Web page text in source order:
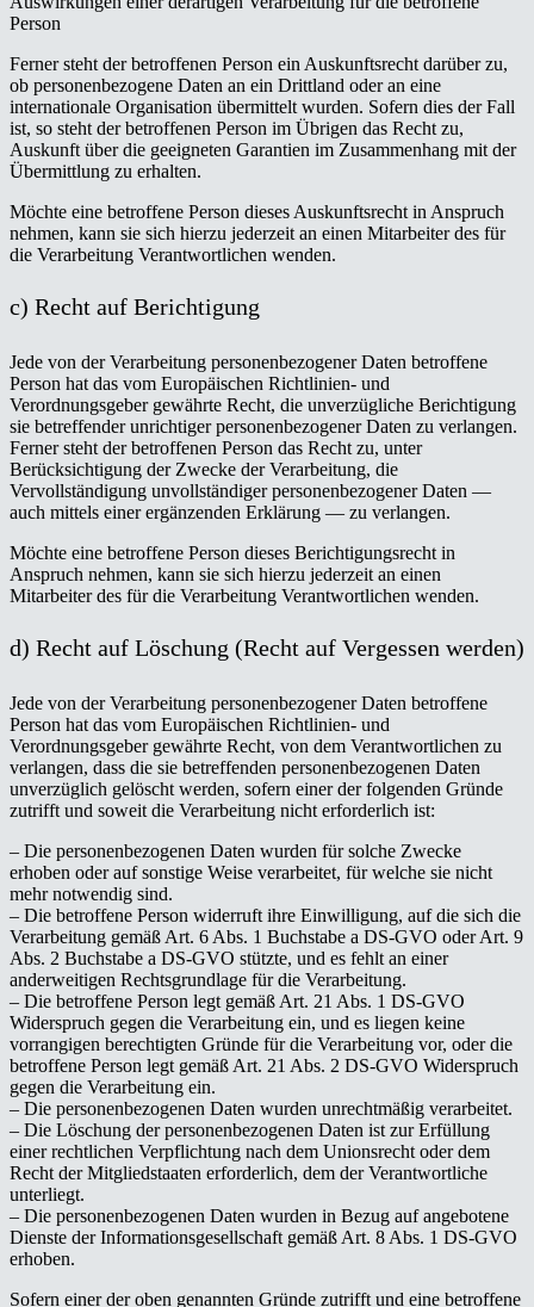
Person
Ferner steht der betroffenen Person ein Auskunftsrecht darüber zu,
ob personenbezogene Daten an ein Drittland oder an eine
internationale Organisation übermittelt wurden. Sofern dies der Fall
ist, so steht der betroffenen Person im Übrigen das Recht zu,
Auskunft über die geeigneten Garantien im Zusammenhang mit der
Übermittlung zu erhalten.
Möchte eine betroffene Person dieses Auskunftsrecht in Anspruch
nehmen, kann sie sich hierzu jederzeit an einen Mitarbeiter des für
die Verarbeitung Verantwortlichen wenden.
c) Recht auf Berichtigung
Jede von der Verarbeitung personenbezogener Daten betroffene
Person hat das vom Europäischen Richtlinien- und
Verordnungsgeber gewährte Recht, die unverzügliche Berichtigung
sie betreffender unrichtiger personenbezogener Daten zu verlangen.
Ferner steht der betroffenen Person das Recht zu, unter
Berücksichtigung der Zwecke der Verarbeitung, die
Vervollständigung unvollständiger personenbezogener Daten —
auch mittels einer ergänzenden Erklärung — zu verlangen.
Möchte eine betroffene Person dieses Berichtigungsrecht in
Anspruch nehmen, kann sie sich hierzu jederzeit an einen
Mitarbeiter des für die Verarbeitung Verantwortlichen wenden.
d) Recht auf Löschung (Recht auf Vergessen werden)
Jede von der Verarbeitung personenbezogener Daten betroffene
Person hat das vom Europäischen Richtlinien- und
Verordnungsgeber gewährte Recht, von dem Verantwortlichen zu
verlangen, dass die sie betreffenden personenbezogenen Daten
unverzüglich gelöscht werden, sofern einer der folgenden Gründe
zutrifft und soweit die Verarbeitung nicht erforderlich ist:
– Die personenbezogenen Daten wurden für solche Zwecke
erhoben oder auf sonstige Weise verarbeitet, für welche sie nicht
mehr notwendig sind.
– Die betroffene Person widerruft ihre Einwilligung, auf die sich die
Verarbeitung gemäß Art. 6 Abs. 1 Buchstabe a DS-GVO oder Art. 9
Abs. 2 Buchstabe a DS-GVO stützte, und es fehlt an einer
anderweitigen Rechtsgrundlage für die Verarbeitung.
– Die betroffene Person legt gemäß Art. 21 Abs. 1 DS-GVO
Widerspruch gegen die Verarbeitung ein, und es liegen keine
vorrangigen berechtigten Gründe für die Verarbeitung vor, oder die
betroffene Person legt gemäß Art. 21 Abs. 2 DS-GVO Widerspruch
gegen die Verarbeitung ein.
– Die personenbezogenen Daten wurden unrechtmäßig verarbeitet.
– Die Löschung der personenbezogenen Daten ist zur Erfüllung
einer rechtlichen Verpflichtung nach dem Unionsrecht oder dem
Recht der Mitgliedstaaten erforderlich, dem der Verantwortliche
unterliegt.
– Die personenbezogenen Daten wurden in Bezug auf angebotene
Dienste der Informationsgesellschaft gemäß Art. 8 Abs. 1 DS-GVO
erhoben.
Sofern einer der oben genannten Gründe zutrifft und eine betroffene